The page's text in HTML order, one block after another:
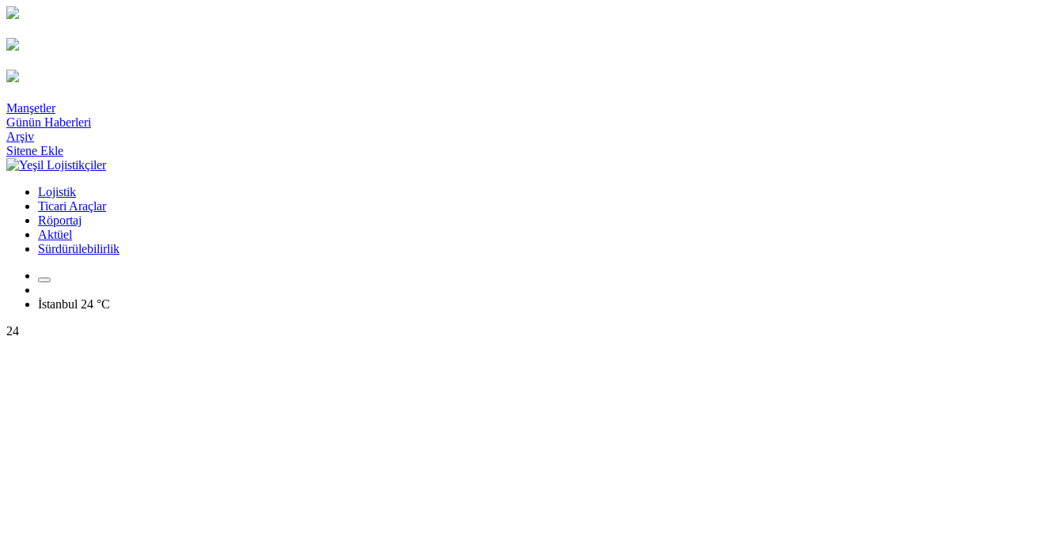
Manşetler
Günün Haberleri
Arşiv
Sitene Ekle
Lojistik
Ticari Araçlar
Röportaj
Aktüel
Sürdürülebilirlik
İstanbul 24 °C
24